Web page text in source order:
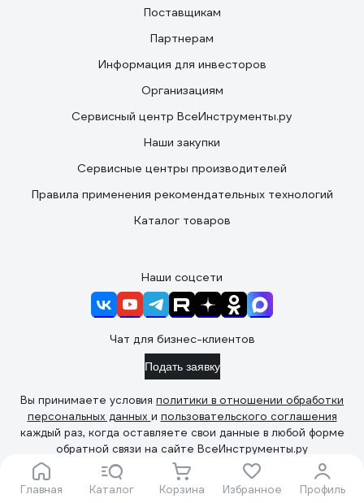
Главная Каталог Корзина Избранное Профиль
Поставщикам
Партнерам
Информация для инвесторов
Организациям
Сервисный центр ВсеИнструменты.ру
Наши закупки
Сервисные центры производителей
Правила применения рекомендательных технологий
Каталог товаров
Наши соцсети
Чат для бизнес-клиентов
Подать заявку
Вы принимаете условия политики в отношении обработки
персональных данных и пользовательского соглашения
каждый раз, когда оставляете свои данные в любой форме
обратной связи на сайте ВсеИнструменты.ру
© 2006 — 2026. ВсеИнструменты.ру